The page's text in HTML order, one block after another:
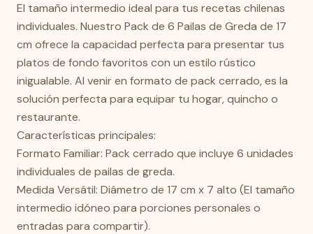
El tamaño intermedio ideal para tus recetas chilenas
individuales. Nuestro Pack de 6 Pailas de Greda de 17
cm ofrece la capacidad perfecta para presentar tus
platos de fondo favoritos con un estilo rústico
inigualable. Al venir en formato de pack cerrado, es la
solución perfecta para equipar tu hogar, quincho o
restaurante.
Características principales:
Formato Familiar: Pack cerrado que incluye 6 unidades
individuales de pailas de greda.
Medida Versátil: Diámetro de 17 cm x 7 alto (El tamaño
intermedio idóneo para porciones personales o
entradas para compartir).